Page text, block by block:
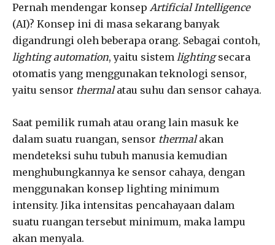
Pernah mendengar konsep Artificial Intelligence
(AI)? Konsep ini di masa sekarang banyak
digandrungi oleh beberapa orang. Sebagai contoh,
lighting automation, yaitu sistem lightingsecara
otomatis yang menggunakan teknologi sensor,
yaitu sensor thermalatau suhu dan sensor cahaya.
Saat pemilik rumah atau orang lain masuk ke
dalam suatu ruangan, sensor thermalakan
mendeteksi suhu tubuh manusia kemudian
menghubungkannya ke sensor cahaya, dengan
menggunakan konsep lighting minimum
intensity. Jika intensitas pencahayaan dalam
suatu ruangan tersebut minimum, maka lampu
akan menyala.